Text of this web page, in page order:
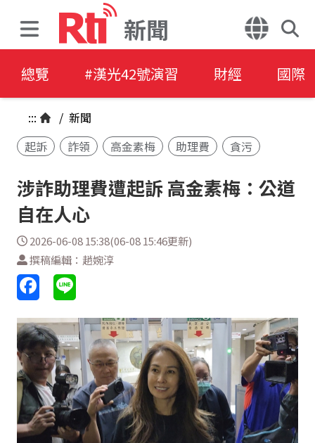
新聞
總覽 #漢光42號演習 財經 國際
::: / 新聞
起訴
詐領 高金素梅 助理費 貪污
涉詐助理費遭起訴 高金素梅：公道
自在人心
2026-06-08 15:38(06-08 15:46更新)
撰稿編輯：趙婉淳